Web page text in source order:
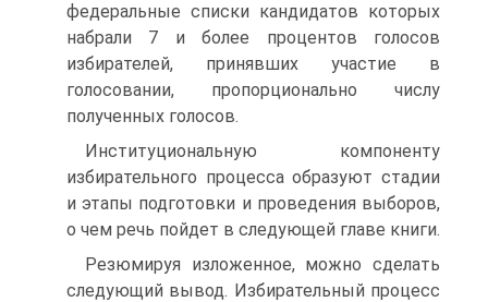
федеральные списки кандидатов которых
набрали 7 и более процентов голосов
избирателей, принявших участие в
голосовании, пропорционально числу
полученных голосов.
Институциональную компоненту
избирательного процесса образуют стадии
и этапы подготовки и проведения выборов,
о чем речь пойдет в следующей главе книги.
Резюмируя изложенное, можно сделать
следующий вывод. Избирательный процесс